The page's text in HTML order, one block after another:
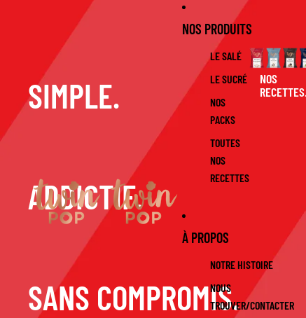
NOS PRODUITS
LE SALÉ
LE SUCRÉ
NOS
PACKS
TOUTES
NOS
RECETTES
NOS
RECETTES
À PROPOS
NOTRE HISTOIRE
NOUS
TROUVER/CONTACTER
SIMPLE.
ADDICTIF.
SANS COMPROMIS.